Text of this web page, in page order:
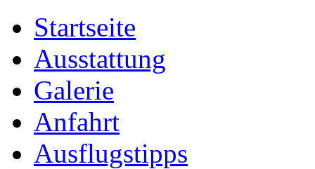
Startseite
Ausstattung
Galerie
Anfahrt
Ausflugstipps